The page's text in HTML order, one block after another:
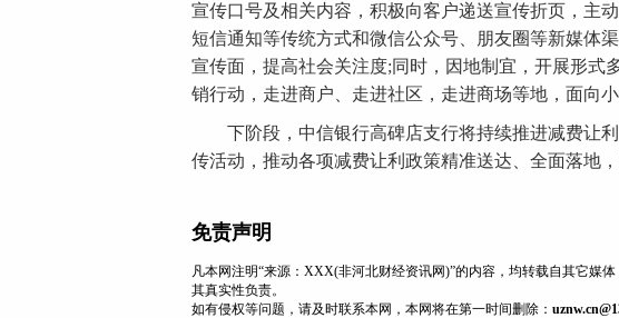
宣传口号及相关内容，积极向客户递送宣传折页，主
短信通知等传统方式和微信公众号、朋友圈等新媒体
宣传面，提高社会关注度;同时，因地制宜，开展形式
销行动，走进商户、走进社区，走进商场等地，面向
下阶段，中信银行高碑店支行将持续推进减费让利
传活动，推动各项减费让利政策精准送达、全面落地
免责声明
凡本网注明“来源：XXX(非河北财经资讯网)”的内容，均转载自其它媒
其真实性负责。
如有侵权等问题，请及时联系本网，本网将在第一时间删除：